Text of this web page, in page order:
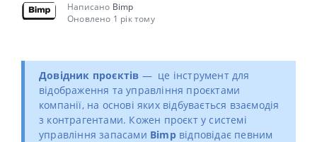
Написано Bimp
Оновлено 1 рік тому
Довідник проєктів — це інструмент для
відображення та управління проєктами
компанії, на основі яких відбувається взаємодія
з контрагентами. Кожен проєкт у системі
управління запасами Bimp відповідає певним